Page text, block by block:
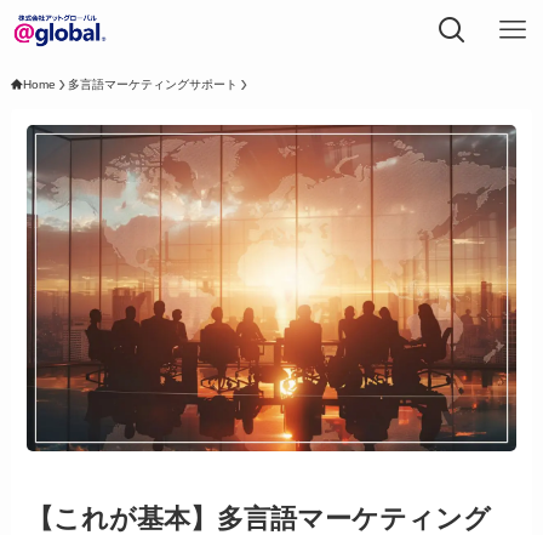
Home 多言語マーケティングサポート
【これが基本】多言語マーケティング